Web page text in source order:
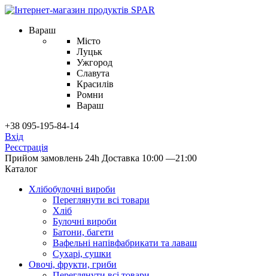
Вараш
Місто
Луцьк
Ужгород
Славута
Красилів
Ромни
Вараш
+38 095-195-84-14
Вхід
Реєстрація
Прийом замовлень 24h Доставка 10:00 —21:00
Каталог
Хлібобулочні вироби
Переглянути всі товари
Хліб
Булочні вироби
Батони, багети
Вафельні напівфабрикати та лаваш
Сухарі, сушки
Овочі, фрукти, гриби